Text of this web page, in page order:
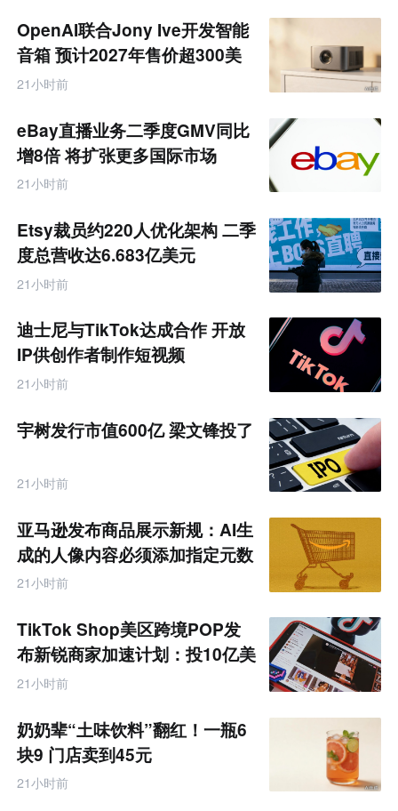
OpenAI联合Jony Ive开发智能
音箱 预计2027年售价超300美
元
21小时前
eBay直播业务二季度GMV同比
增8倍 将扩张更多国际市场
21小时前
Etsy裁员约220人优化架构 二季
度总营收达6.683亿美元
21小时前
迪士尼与TikTok达成合作 开放
IP供创作者制作短视频
21小时前
宇树发行市值600亿 梁文锋投了
21小时前
亚马逊发布商品展示新规：AI生
成的人像内容必须添加指定元数
据
21小时前
TikTok Shop美区跨境POP发
布新锐商家加速计划：投10亿美
金资源帮扶四类商家
21小时前
奶奶辈“土味饮料”翻红！一瓶6
块9 门店卖到45元
21小时前